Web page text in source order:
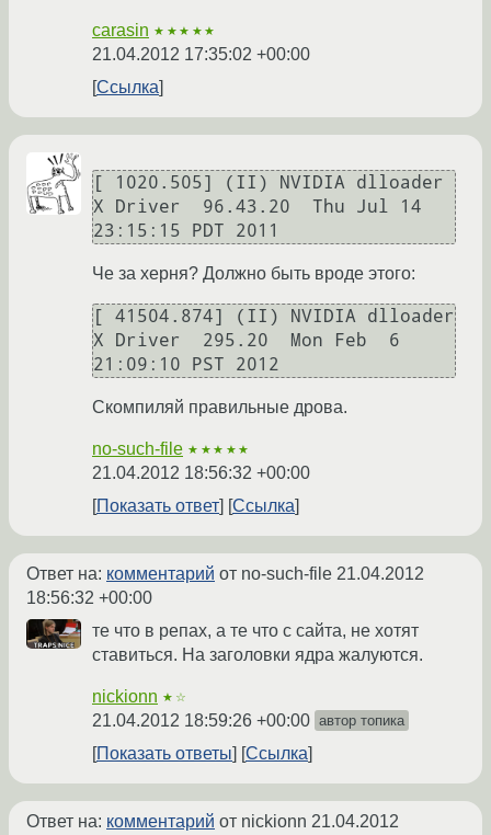
carasin ★★★★★
21.04.2012 17:35:02 +00:00
Ссылка
[ 1020.505] (II) NVIDIA dlloader
X Driver  96.43.20  Thu Jul 14
Че за херня? Должно быть вроде этого:
[ 41504.874] (II) NVIDIA dlloader
X Driver  295.20  Mon Feb  6
Скомпиляй правильные дрова.
no-such-file ★★★★★
21.04.2012 18:56:32 +00:00
Показать ответ
Ссылка
Ответ на: комментарий от no-such-file 21.04.2012
18:56:32 +00:00
те что в репах, а те что с сайта, не хотят
ставиться. На заголовки ядра жалуются.
nickionn ★☆
21.04.2012 18:59:26 +00:00 автор топика
Показать ответы Ссылка
Ответ на: комментарий от nickionn 21.04.2012